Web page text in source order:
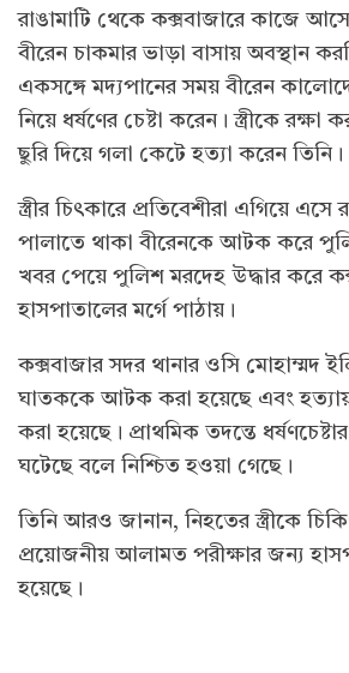
রাঙামাটি থেকে কক্সবাজারে কাজে
বীরেন চাকমার ভাড়া বাসায় অবস্থান
একসঙ্গে মদ্যপানের সময় বীরেন
নিয়ে ধর্ষণের চেষ্টা করেন। স্ত্রীকে
ছুরি দিয়ে গলা কেটে হত্যা করেন তিনি।
স্ত্রীর চিৎকারে প্রতিবেশীরা এগিয়ে এসে
পালাতে থাকা বীরেনকে আটক করে
খবর পেয়ে পুলিশ মরদেহ উদ্ধার করে
হাসপাতালের মর্গে পাঠায়।
কক্সবাজার সদর থানার ওসি মোহাম্মদ
ঘাতককে আটক করা হয়েছে এবং
করা হয়েছে। প্রাথমিক তদন্তে
ঘটেছে বলে নিশ্চিত হওয়া গেছে।
তিনি আরও জানান, নিহতের স্ত্রীকে
প্রয়োজনীয় আলামত পরীক্ষার জন্য
হয়েছে।